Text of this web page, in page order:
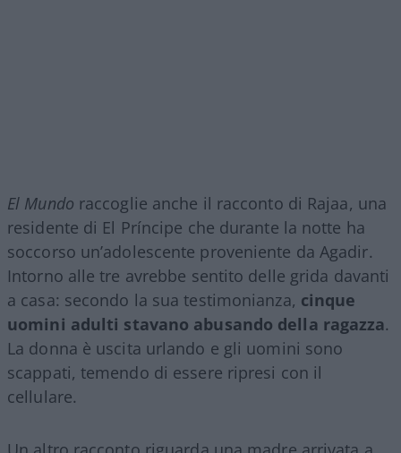
El Mundo raccoglie anche il racconto di Rajaa, una
residente di El Príncipe che durante la notte ha
soccorso un’adolescente proveniente da Agadir.
Intorno alle tre avrebbe sentito delle grida davanti
a casa: secondo la sua testimonianza, cinque
uomini adulti stavano abusando della ragazza.
La donna è uscita urlando e gli uomini sono
scappati, temendo di essere ripresi con il
cellulare.